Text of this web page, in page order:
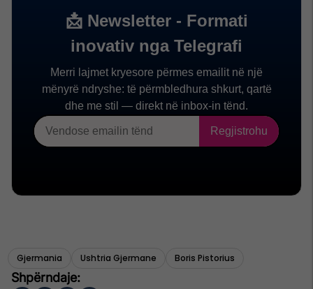
Gjermania Ushtria Gjermane Boris Pistorius